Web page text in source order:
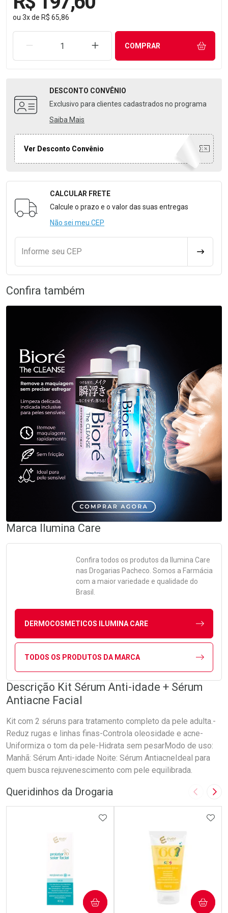
ou 3xde R$ 65,86
REMOVER UMA UNIDADEAUMENTAR UMA UNIDADE
COMPRAR
DESCONTO CONVÊNIO
Exclusivo para clientes cadastrados no programa
Saiba Mais
Ver Desconto Convênio
Formulário para Calcular o Frete
CALCULAR FRETE
Calcule o prazo e o valor das suas entregas
Não sei meu CEP
Informe seu CEP
Confira também
Marca Ilumina Care
Confira todos os produtos da
Ilumina Care
nas Drogarias Pacheco. Somos a Farmácia
com a maior variedade e qualidade do
Brasil.
DERMOCOSMETICOS ILUMINA CARE
TODOS OS PRODUTOS DA MARCA
Descrição Kit Sérum Anti-idade + Sérum
Antiacne Facial
Kit com 2 séruns para tratamento completo da pele adulta.-
Reduz rugas e linhas finas-Controla oleosidade e acne-
Uniformiza o tom da pele-Hidrata sem pesarModo de uso:
Manhã: Sérum Anti-idade Noite: Sérum AntiacneIdeal para
quem busca rejuvenescimento com pele equilibrada.
Queridinhos da Drogaria Imagem
ADICIONAR AOS FAVORITOS
COMPRAR COMPRAR